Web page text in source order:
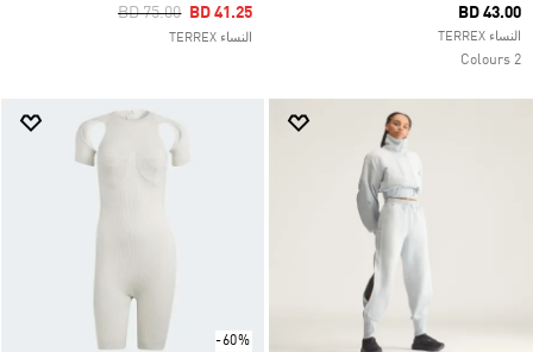
BD 43.00
النساء TERREX
2 Colours
Price Reduced From
BD 75.00ToBD 41.25
النساء TERREX
-60%